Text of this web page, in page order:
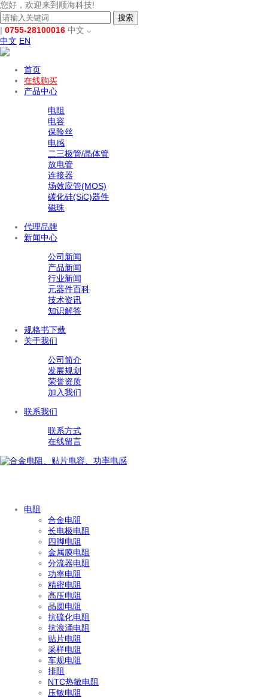
您好，欢迎来到顺海科技!
搜索
| 0755-28100016 中文
中文 EN
首页
在线购买
产品中心
电阻
电容
保险丝
电感
二三极管/晶体管
放电管
连接器
场效应管(MOS)
碳化硅(SiC)器件
磁珠
代理品牌
新闻中心
公司新闻
产品新闻
行业新闻
元器件百科
技术资讯
知识解答
规格书下载
关于我们
公司简介
发展规划
荣誉资质
加入我们
联系我们
联系方式
在线留言
电阻
合金电阻
长电极电阻
四脚电阻
金属膜电阻
分流器电阻
功率电阻
精密电阻
高压电阻
晶圆电阻
抗硫化电阻
抗浪涌电阻
贴片电阻
采样电阻
车规电阻
排阻
NTC热敏电阻
压敏电阻